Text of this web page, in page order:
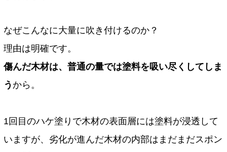
なぜこんなに大量に吹き付けるのか？
理由は明確です。
傷んだ木材は、普通の量では塗料を吸い尽くしてしま
う から。
1回目のハケ塗りで木材の表面層には塗料が浸透して
いますが、劣化が進んだ木材の内部はまだまだスポン